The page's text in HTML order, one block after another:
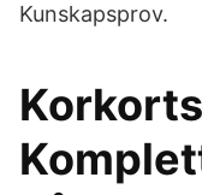
Kunskapsprov.